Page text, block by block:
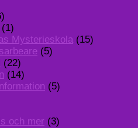
(1)
Mysterieskola (15)
(5)
(22)
(14)
(5)
och mer (3)